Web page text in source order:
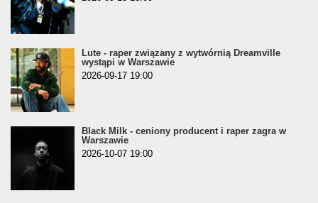
Lute - raper związany z wytwórnią Dreamville
wystąpi w Warszawie
2026-09-17 19:00
Black Milk - ceniony producent i raper zagra w
Warszawie
2026-10-07 19:00